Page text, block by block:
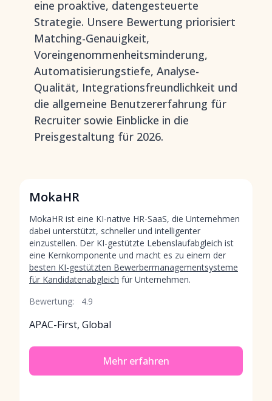
eine proaktive, datengesteuerte
Strategie. Unsere Bewertung priorisiert
Matching-Genauigkeit,
Voreingenommenheitsminderung,
Automatisierungstiefe, Analyse-
Qualität, Integrationsfreundlichkeit und
die allgemeine Benutzererfahrung für
Recruiter sowie Einblicke in die
Preisgestaltung für 2026.
MokaHR
MokaHR ist eine KI-native HR-SaaS, die Unternehmen
dabei unterstützt, schneller und intelligenter
einzustellen. Der KI-gestützte Lebenslaufabgleich ist
eine Kernkomponente und macht es zu einem der
besten KI-gestützten Bewerbermanagementsysteme
für Kandidatenabgleich für Unternehmen.
Bewertung:
4.9
APAC-First, Global
Mehr erfahren